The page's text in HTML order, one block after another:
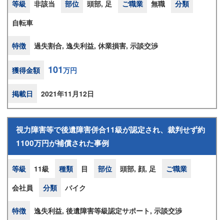
等級 非該当 部位 頭部, 足 ご職業 無職
分類
自転車
特徴 過失割合, 逸失利益, 休業損害, 示談交渉
獲得金額 101万円
掲載日 2021年11月12日
視力障害等で後遺障害併合11級が認定され、裁判せず約
1100万円が補償された事例
等級 11級 種類 目 部位 頭部, 顔, 足
ご職業
会社員
分類 バイク
特徴 逸失利益, 後遺障害等級認定サポート, 示談交渉